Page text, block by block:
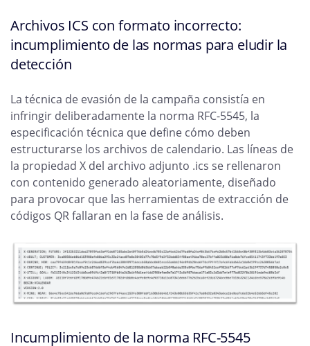
Archivos ICS con formato incorrecto:
incumplimiento de las normas para eludir la
detección
La técnica de evasión de la campaña consistía en
infringir deliberadamente la norma RFC-5545, la
especificación técnica que define cómo deben
estructurarse los archivos de calendario. Las líneas de
la propiedad X del archivo adjunto .ics se rellenaron
con contenido generado aleatoriamente, diseñado
para provocar que las herramientas de extracción de
códigos QR fallaran en la fase de análisis.
Incumplimiento de la norma RFC-5545